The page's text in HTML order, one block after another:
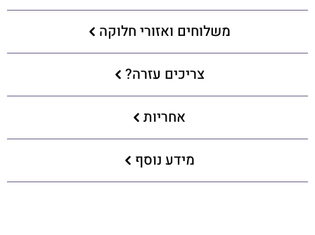
משלוחים ואזורי חלוקה
צריכים עזרה?
אחריות
מידע נוסף